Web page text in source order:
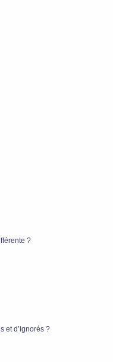
?
et d’ignorés ?